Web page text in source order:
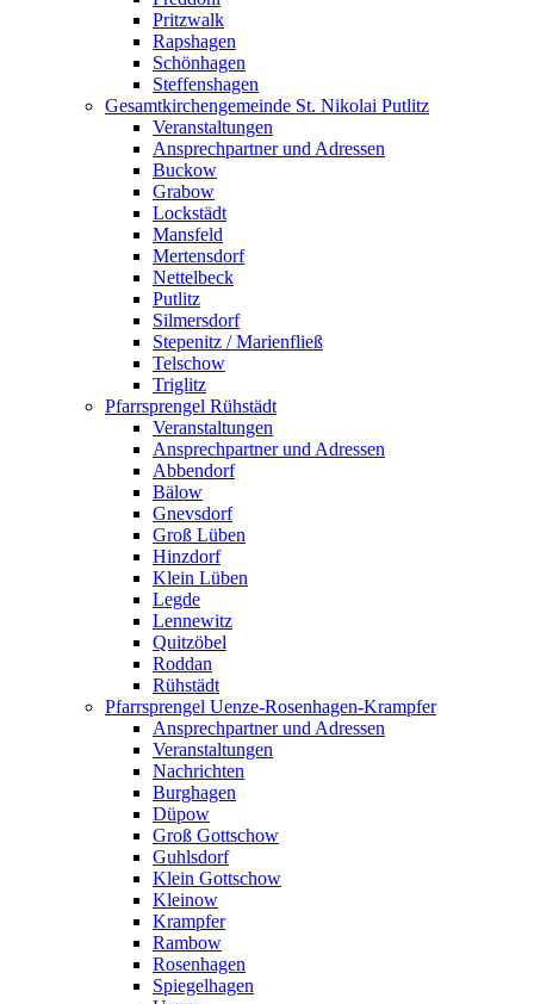
Pritzwalk
Rapshagen
Schönhagen
Steffenshagen
Gesamtkirchengemeinde St. Nikolai Putlitz
Veranstaltungen
Ansprechpartner und Adressen
Buckow
Grabow
Lockstädt
Mansfeld
Mertensdorf
Nettelbeck
Putlitz
Silmersdorf
Stepenitz / Marienfließ
Telschow
Triglitz
Pfarrsprengel Rühstädt
Veranstaltungen
Ansprechpartner und Adressen
Abbendorf
Bälow
Gnevsdorf
Groß Lüben
Hinzdorf
Klein Lüben
Legde
Lennewitz
Quitzöbel
Roddan
Rühstädt
Pfarrsprengel Uenze-Rosenhagen-Krampfer
Ansprechpartner und Adressen
Veranstaltungen
Nachrichten
Burghagen
Düpow
Groß Gottschow
Guhlsdorf
Klein Gottschow
Kleinow
Krampfer
Rambow
Rosenhagen
Spiegelhagen